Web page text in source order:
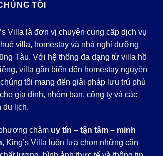
TÔI
Villa là đơn vị chuyên cung cấp dịch vụ
villa, homestay và nhà nghỉ dưỡng
Tàu. Với hệ thống đa dạng từ villa hồ
villa gần biển đến homestay nguyên
tôi mang đến giải pháp lưu trú phù
gia đình, nhóm bạn, công ty và các
du lịch.
châm uy tín – tận tâm – minh
, King’s Villa luôn lựa chọn những căn